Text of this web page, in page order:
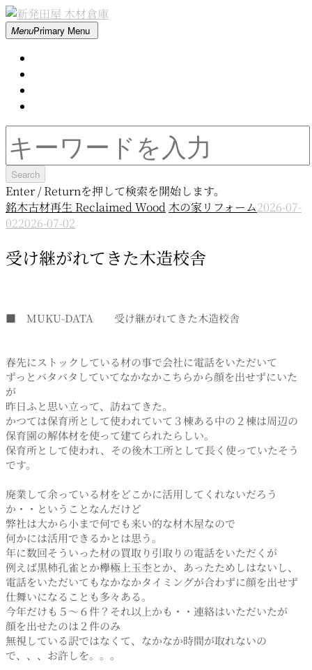
Skip
to
新
倉
庫
MenuPrimary Menu
for:
Enter / Returnを押して検索を開始します。
銘木古材再生 Reclaimed Wood木の家リフォーム2026-07-
022026-07-02
受け継がれてきた木造校舎
■ MUKU-DATA 受け継がれてきた木造校舎
春先にストックしている材の事で会社に電話をいただいて
ずっとバタバタしていてなかなかこちらから顔を出せずにいた
が
昨日ふと思い立って、訪ねてきた。
かつては保育所として使われていて３棟ある中の２棟は周辺の
保育園の解体材を使って建てられたらしい。
保育所として使われ、その後木工所として長く使っていたそう
です。
廃業して余っている材をどこかに活用してくれないだろう
か・・ということなんだけど
弊社は大から小まで何でも来い的な材木屋なので
何かには活用できるかとは思う。
年に数回そういった材の買取り引取りの電話をいただくが
例えば黒柿孔雀とか欅極上玉杢とか、あったためしはないし、
電話をいただいてもなかなかタイミングが合わずに顔を出せず
仕舞いになることも多々ある。
今年だけも５～６件？それ以上かも・・連絡はいただいたが
顔を出せたのは２件のみ
無視している訳ではなくて、なかなか時間が取れないの
で、、、お許しを。。。